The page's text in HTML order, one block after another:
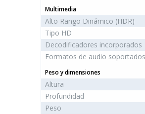
Multimedia
Alto Rango Dinámico (HDR)
Tipo HD
Decodificadores incorporados
Formatos de audio soportados
Peso y dimensiones
Altura
Profundidad
Peso